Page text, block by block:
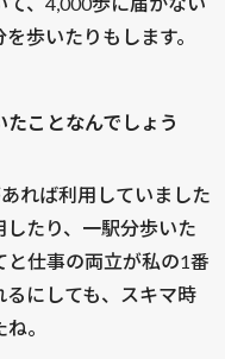
歩いたりもします。
たことなんでしょう
れば利用していました
たり、一駅分歩いた
と仕事の両立が私の1番
にしても、スキマ時
。